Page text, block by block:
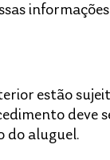
estão
deve
do aluguel.​